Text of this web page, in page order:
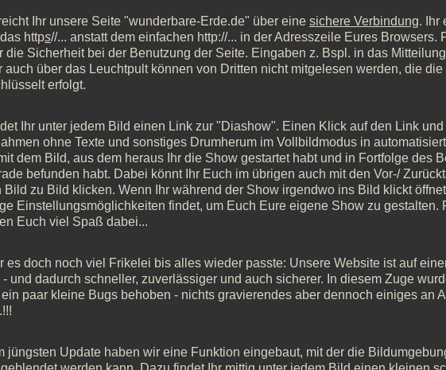
Ihr unsere Seite "wunderbare-Erde.de" über eine sichere Verbindung. Ihr
https//... anstatt dem einfachen http://... in der Adresszeile Eures Browsers.
die Sicherheit bei der Benutzung der Seite. Eingaben z. Bspl. in das
auch über das Leuchtpult können von Dritten nicht mitgelesen werden, die
erfolgt.
Ihr unter jedem Bild einen Link zur "Diashow". Einen Klick auf den Link
ohne Texte und sonstiges Drumherum im Vollbildmodus in
dem Bild, aus dem heraus Ihr die Show gestartet habt und in Fortfolge des
befunden habt. Dabei könnt Ihr Euch im übrigen auch mit den Vor-/
Bild zu Bild klicken. Wenn Ihr während der Show irgendwo ins Bild klickt
Einstellungsmöglichkeiten findet, um Euch Eure eigene Show zu gestalten.
Euch viel Spaß dabei...
es doch noch viel Frikelei bis alles wieder passte: Unsere Website ist auf
und dadurch schneller, zuverlässiger und auch sicherer. In diesem Zuge
paar kleine Bugs behoben - nichts gravierendes aber dennoch einiges an
jüngsten Update haben wir eine Funktion eingebaut, mit der die